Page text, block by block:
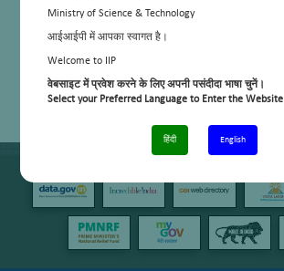
Ministry of Science & Technology
आईआईपी में आपका स्वागत है।
Welcome to IIP
वेबसाइट में प्रवेश करने के लिए अपनी पसंदीदा भाषा चुनें।
Select your Preferred Language to Enter the Website
हिंदी English